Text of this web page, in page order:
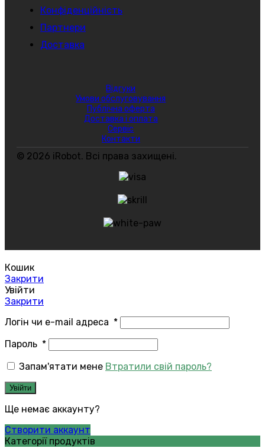
Конфіденційність
Партнери
Доставка
Відгуки
Умови обслуговування
Публічна оферта
Доставка і оплата
Сервіс
Контакти
© 2026 iRobot. Всі права захищені.
Кошик
Закрити
Увійти
Закрити
Логін чи e-mail адреса *
Пароль *
Запам'ятати мене Втратили свій пароль?
Увійти
Ще немає аккаунту?
Створити аккаунт
Категорії продуктів